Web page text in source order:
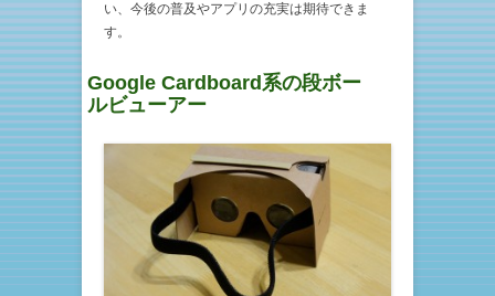
い、今後の普及やアプリの充実は期待できま
す。
Google Cardboard系の段ボー
ルビューアー